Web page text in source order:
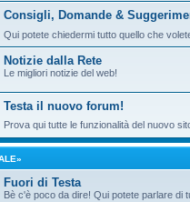
Consigli, Domande &
Qui potete chiedermi tutto quello che
Notizie dalla Rete
Le migliori notizie del web!
Testa il nuovo forum!
Prova qui tutte le funzionalità del nuovo
Fuori di Testa
Bè c'è poco da dire! Qui potete parlare di